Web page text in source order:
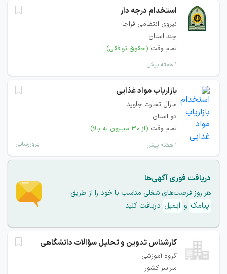
استخدام درجه دار
نیروی انتظامی فراجا
چند استان
تمام وقت (حقوق توافقی)
۱ هفته پیش
بازاریاب مواد غذایی
مارال تجارت جاوید
دو استان
تمام وقت (از ۳۰ میلیون به بالا)
۱ هفته پیش بروزرسانی
دریافت فوری آگهی‌ها
هر روز فرصت‌های شغلی مناسب با خود را از طریق
پیامک و ایمیل دریافت کنید
کارشناس تدوین و تحلیل سؤالات دانشگاهی
گروه آموزشی
سراسر کشور